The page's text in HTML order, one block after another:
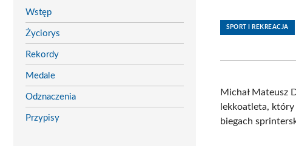
Wstęp
Życiorys
Rekordy
Medale
Odznaczenia
Przypisy
SPORT I REKREACJA
Michał Mateusz
lekkoatleta, który
biegach